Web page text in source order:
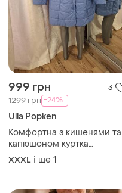
999 грн 3
1299 грн -24%
Ulla Popken
Комфортна з кишенями та
капюшоном куртка
великого розміру
XXXL і ще